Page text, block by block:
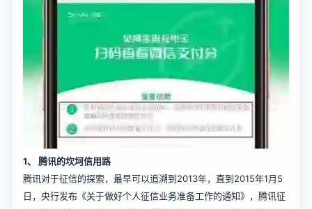
1、 腾讯的坎坷信用路
腾讯对于征信的探索，最早可以追溯到2013年，直到2015年1月5
日，央行发布《关于做好个人征信业务准备工作的通知》，腾讯征